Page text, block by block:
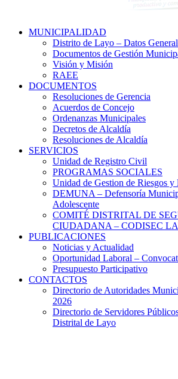
MUNICIPALIDAD
Distrito de Layo – Datos
Documentos de Gestión
Visión y Misión
RAEE
DOCUMENTOS
Resoluciones de Gerencia
Acuerdos de Concejo
Ordenanzas Municipales
Decretos de Alcaldía
Resoluciones de Alcaldía
SERVICIOS
Unidad de Registro Civil
PROGRAMAS SOCIALES
Unidad de Gestion de Riesgos y
DEMUNA – Defensoría
Adolescente
COMITÉ DISTRITAL DE
CIUDADANA – CODISEC
PUBLICACIONES
Noticias y Actualidad
Oportunidad Laboral –
Presupuesto Participativo
CONTACTOS
Directorio de Autoridades
2026
Directorio de Servidores
Distrital de Layo